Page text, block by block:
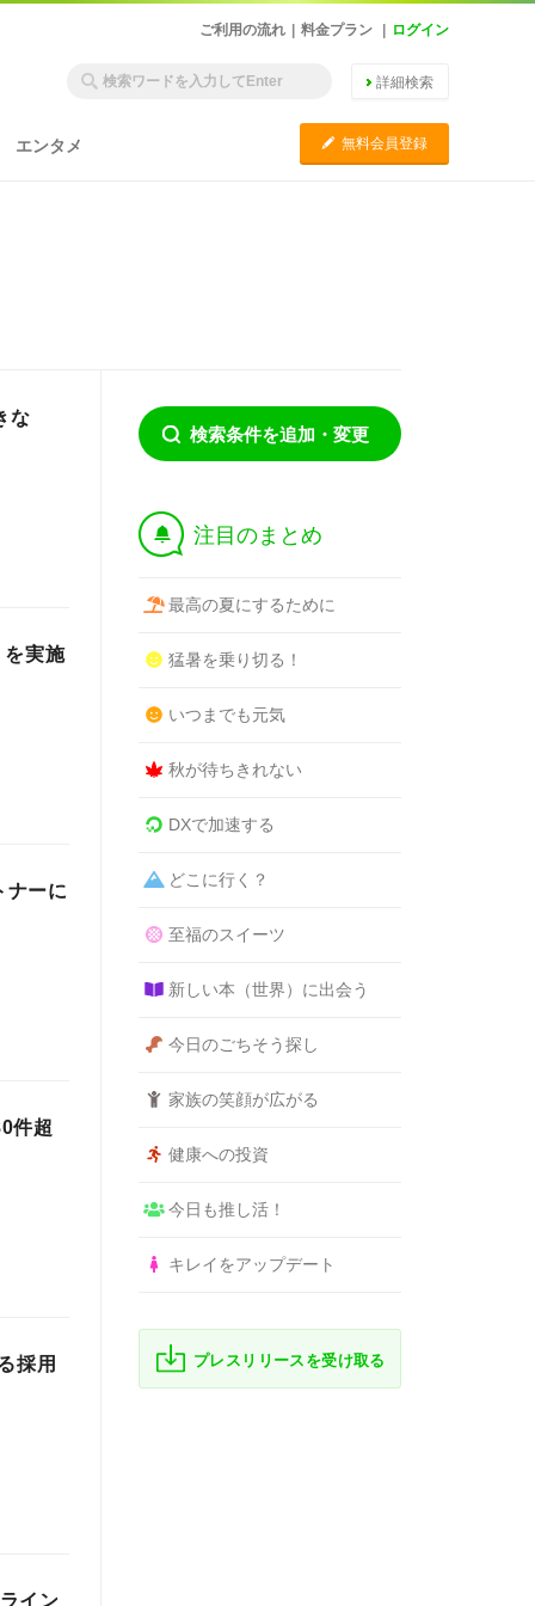
ご利用の流れ 料金プラン ログイン
詳細検索
エンタメ C 無料会員登録
な
実施
ナーに
件超
採用
イン
検索条件を追加・変更
† 注目のまとめ
最高の夏にするために
猛暑を乗り切る！
いつまでも元気
秋が待ちきれない
DXで加速する
どこに行く？
至福のスイーツ
新しい本（世界）に出会う
今日のごちそう探し
家族の笑顔が広がる
健康への投資
今日も推し活！
キレイをアップデート
プレスリリースを受け取る